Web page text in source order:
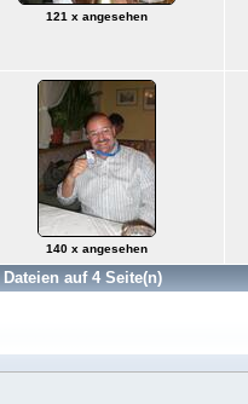
121 x angesehen
140 x angesehen
Dateien auf 4 Seite(n)